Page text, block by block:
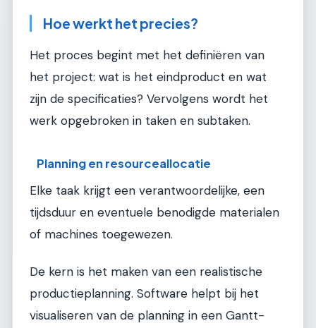
Hoe werkt het precies?
Het proces begint met het definiëren van
het project: wat is het eindproduct en wat
zijn de specificaties? Vervolgens wordt het
werk opgebroken in taken en subtaken.
Planning en resourceallocatie
Elke taak krijgt een verantwoordelijke, een
tijdsduur en eventuele benodigde materialen
of machines toegewezen.
De kern is het maken van een realistische
productieplanning. Software helpt bij het
visualiseren van de planning in een Gantt-